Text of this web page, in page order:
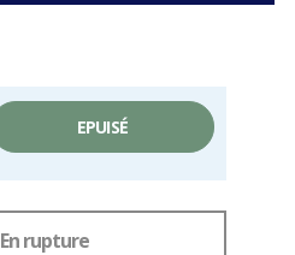
EPUISÉ
En rupture